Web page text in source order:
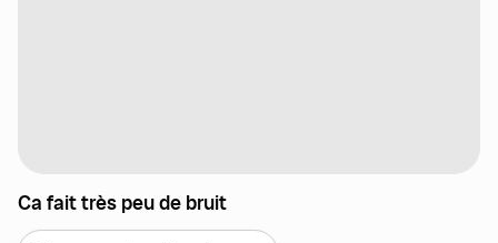
Ca fait très peu de bruit